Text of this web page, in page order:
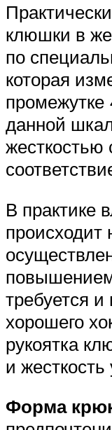
клюшки в
по
которая
данной
жесткостью
В практике
происходит
требуется
хорошего
рукоятка
и
Форма